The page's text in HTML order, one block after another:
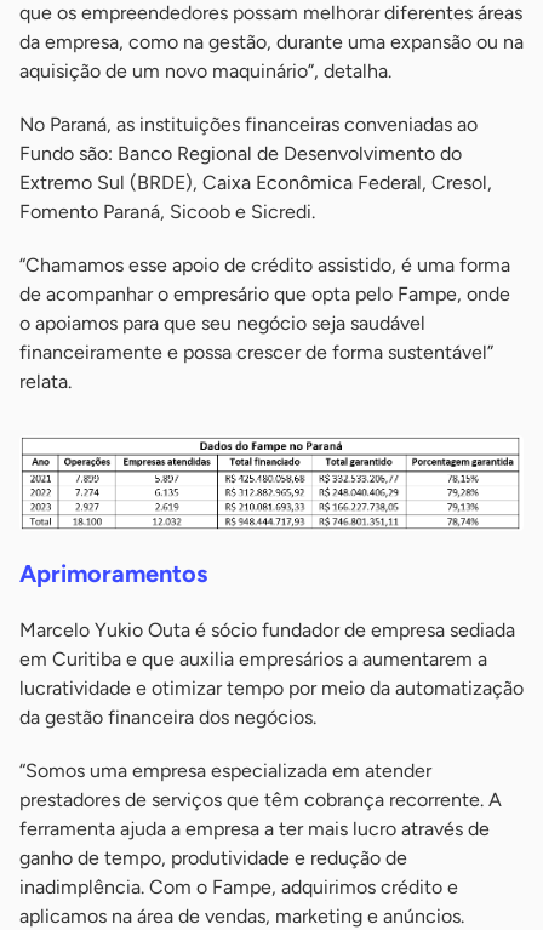
que os empreendedores possam melhorar diferentes áreas
da empresa, como na gestão, durante uma expansão ou na
aquisição de um novo maquinário”, detalha.
No Paraná, as instituições financeiras conveniadas ao
Fundo são: Banco Regional de Desenvolvimento do
Extremo Sul (BRDE), Caixa Econômica Federal, Cresol,
Fomento Paraná, Sicoob e Sicredi.
“Chamamos esse apoio de crédito assistido, é uma forma
de acompanhar o empresário que opta pelo Fampe, onde
o apoiamos para que seu negócio seja saudável
financeiramente e possa crescer de forma sustentável”
relata.
Aprimoramentos
Marcelo Yukio Outa é sócio fundador de empresa sediada
em Curitiba e que auxilia empresários a aumentarem a
lucratividade e otimizar tempo por meio da automatização
da gestão financeira dos negócios.
“Somos uma empresa especializada em atender
prestadores de serviços que têm cobrança recorrente. A
ferramenta ajuda a empresa a ter mais lucro através de
ganho de tempo, produtividade e redução de
inadimplência. Com o Fampe, adquirimos crédito e
aplicamos na área de vendas, marketing e anúncios.